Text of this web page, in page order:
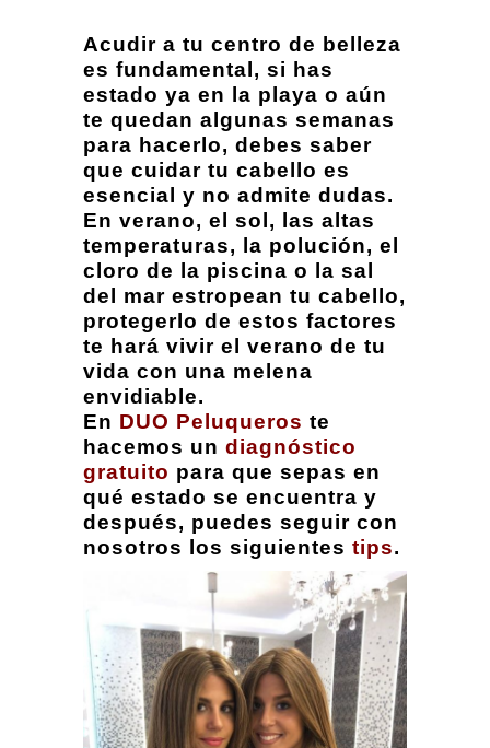
Acudir a tu centro de belleza
es fundamental, si has
estado ya en la playa o aún
te quedan algunas semanas
para hacerlo, debes saber
que cuidar tu cabello es
esencial y no admite dudas.
En verano, el sol, las altas
temperaturas, la polución, el
cloro de la piscina o la sal
del mar estropean tu cabello,
protegerlo de estos factores
te hará vivir el verano de tu
vida con una melena
envidiable.
En DUO Peluqueros te
hacemos un diagnóstico
gratuito para que sepas en
qué estado se encuentra y
después, puedes seguir con
nosotros los siguientes tips.